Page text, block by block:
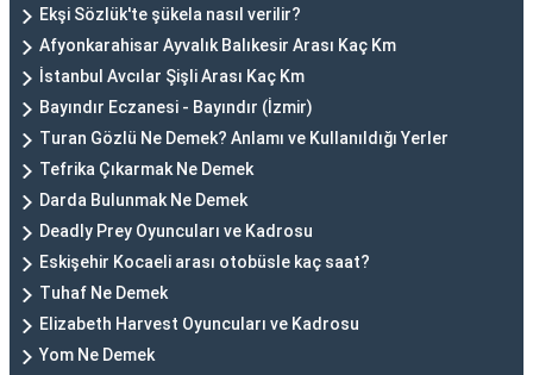
Ekşi Sözlük'te şükela nasıl verilir?
Afyonkarahisar Ayvalık Balıkesir Arası Kaç Km
İstanbul Avcılar Şişli Arası Kaç Km
Bayındır Eczanesi - Bayındır (İzmir)
Turan Gözlü Ne Demek? Anlamı ve Kullanıldığı Yerler
Tefrika Çıkarmak Ne Demek
Darda Bulunmak Ne Demek
Deadly Prey Oyuncuları ve Kadrosu
Eskişehir Kocaeli arası otobüsle kaç saat?
Tuhaf Ne Demek
Elizabeth Harvest Oyuncuları ve Kadrosu
Yom Ne Demek